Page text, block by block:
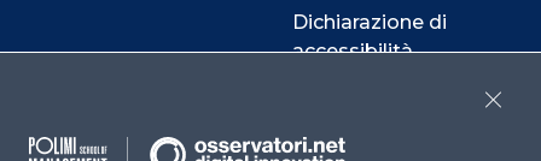
Dichiarazione di
accessibilità